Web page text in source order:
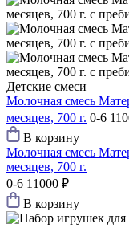
Детские смеси
Молочная смесь
месяцев, 700 г. 0-6
В корзину
Молочная смесь
месяцев, 700 г.
0-6 11000 ₽
В корзину